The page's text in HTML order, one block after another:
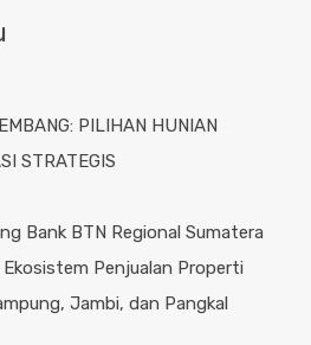
PILIHAN HUNIAN
STRATEGIS
Bank BTN Regional Sumatera
Penjualan Properti
Jambi, dan Pangkal